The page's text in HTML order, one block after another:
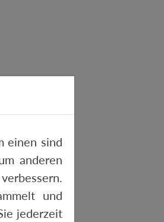
einen sind
anderen
und
jederzeit